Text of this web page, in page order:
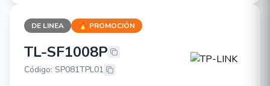
DE LINEA 🔥 PROMOCIÓN
TP-LINK TL-SF1008P
TL-SF1008P
Código: SP081TPL01